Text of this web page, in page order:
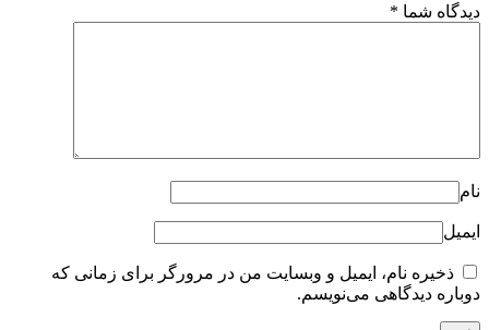
دیدگاه شما *
نام
ایمیل
ذخیره نام، ایمیل و وبسایت من در مرورگر برای زمانی که
دوباره دیدگاهی می‌نویسم.